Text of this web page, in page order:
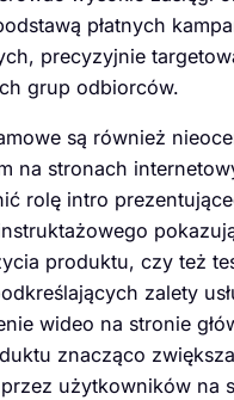
płatnych
precyzyjnie
grup odbiorców.
są również
na stronach
rolę intro
produktu, czy też
zalety
wideo na stronie
znacząco
użytkowników na